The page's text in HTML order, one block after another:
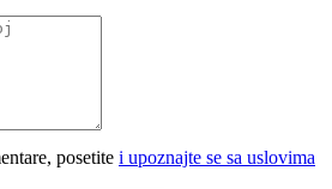
posetite i upoznajte se sa uslovima